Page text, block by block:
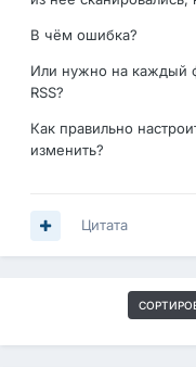
В чём ошибка?
Или нужно на каждый
RSS?
Как правильно
изменить?
Цитата